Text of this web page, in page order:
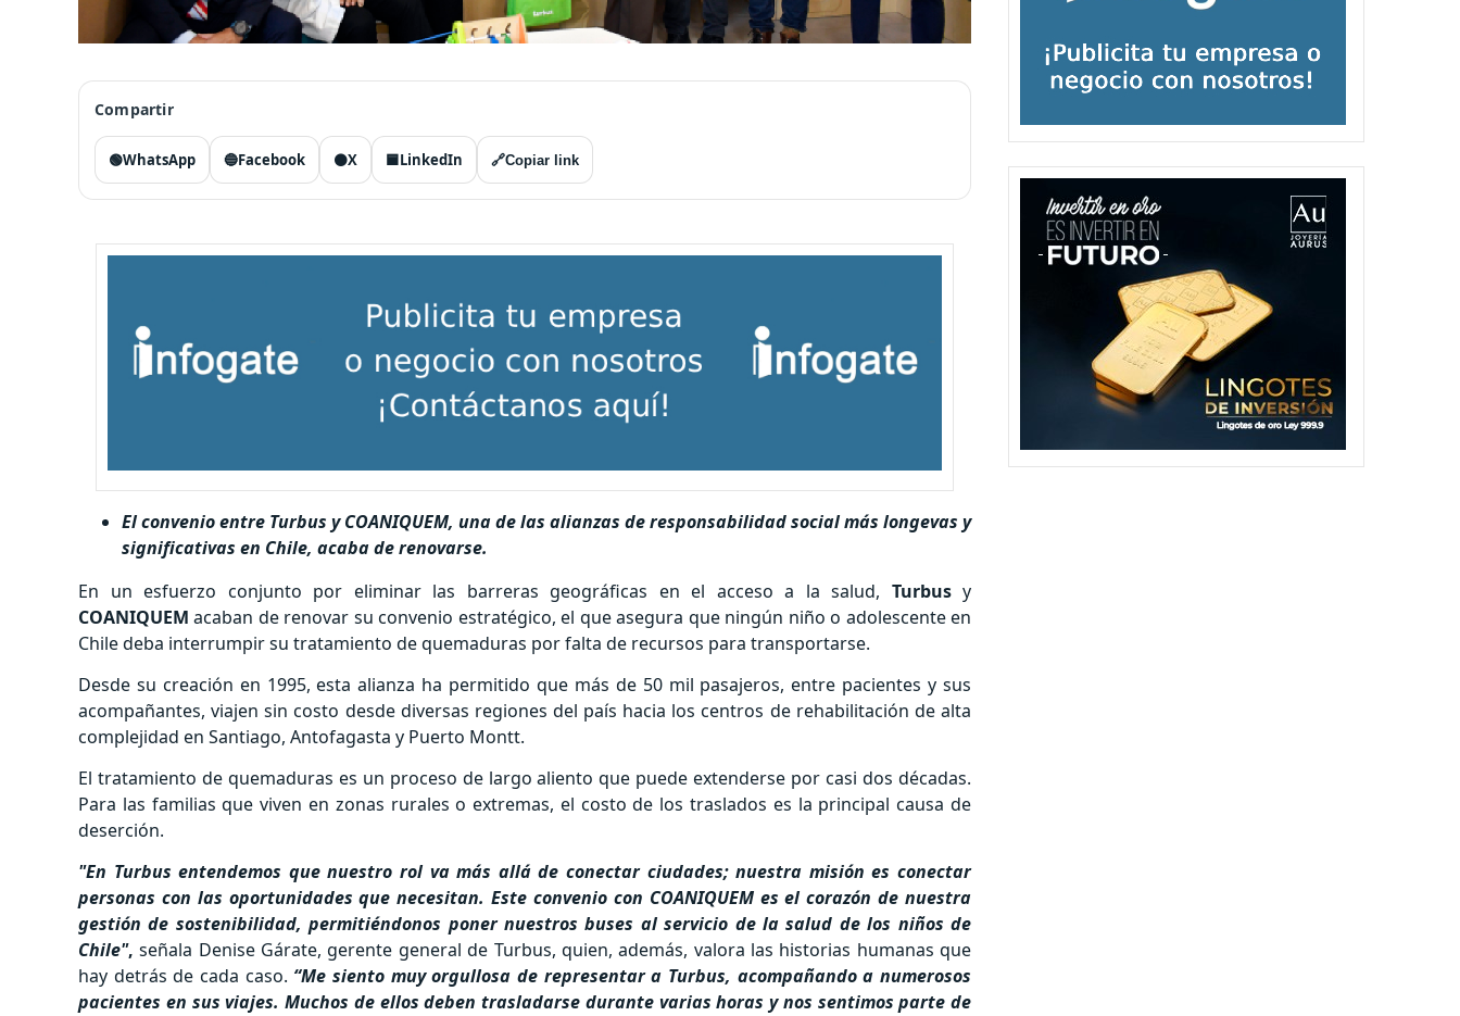
Compartir
🟢WhatsApp 🔵Facebook ⚫X 🟦LinkedIn 🔗Copiar link
El convenio entre Turbus y COANIQUEM, una de las alianzas de responsabilidad social más longevas y
significativas en Chile, acaba de renovarse.
En un esfuerzo conjunto por eliminar las barreras geográficas en el acceso a la salud, Turbusy
COANIQUEM acaban de renovar su convenio estratégico, el que asegura que ningún niño o adolescente en
Chile deba interrumpir su tratamiento de quemaduras por falta de recursos para transportarse.
Desde su creación en 1995, esta alianza ha permitido que más de 50 mil pasajeros, entre pacientes y sus
acompañantes, viajen sin costo desde diversas regiones del país hacia los centros de rehabilitación de alta
complejidad en Santiago, Antofagasta y Puerto Montt.
El tratamiento de quemaduras es un proceso de largo aliento que puede extenderse por casi dos décadas.
Para las familias que viven en zonas rurales o extremas, el costo de los traslados es la principal causa de
deserción.
"En Turbus entendemos que nuestro rol va más allá de conectar ciudades; nuestra misión es conectar
personas con las oportunidades que necesitan. Este convenio con COANIQUEM es el corazón de nuestra
gestión de sostenibilidad, permitiéndonos poner nuestros buses al servicio de la salud de los niños de
Chile", señala Denise Gárate, gerente general de Turbus, quien, además, valora las historias humanas que
hay detrás de cada caso. “Me siento muy orgullosa de representar a Turbus, acompañando a numerosos
pacientes en sus viajes. Muchos de ellos deben trasladarse durante varias horas y nos sentimos parte de